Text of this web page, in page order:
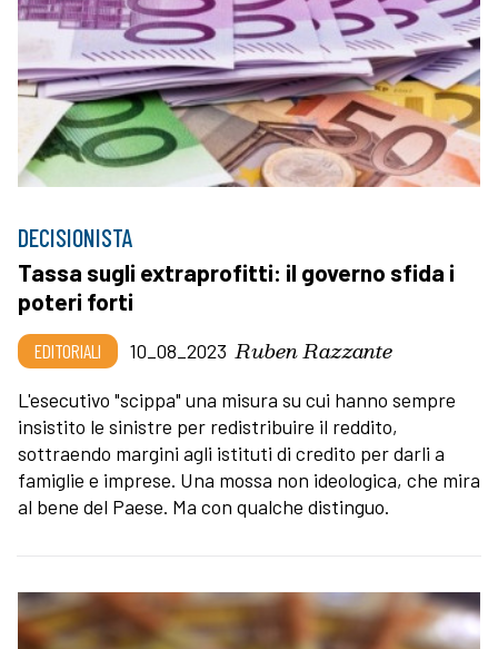
DECISIONISTA
Tassa sugli extraprofitti: il governo sfida i
poteri forti
EDITORIALI 10_08_2023 Ruben Razzante
L'esecutivo "scippa" una misura su cui hanno sempre
insistito le sinistre per redistribuire il reddito,
sottraendo margini agli istituti di credito per darli a
famiglie e imprese. Una mossa non ideologica, che mira
al bene del Paese. Ma con qualche distinguo.